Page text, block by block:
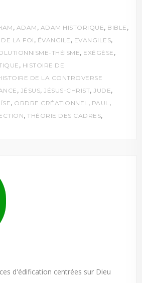
, ADAM , ADAM HISTORIQUE, BIBLE ,
DE LA FOI , ÉVANGILE , EVANGILES,
THÉISME, EXÉGÈSE ,
, HISTOIRE DE
DE LA CONTROVERSE
, JÉSUS,JÉSUS-CHRIST,JUDE,
, ORDRE CRÉATIONNEL, PAUL,
,THÉORIE DES CADRES,
d'édification centrées sur Dieu